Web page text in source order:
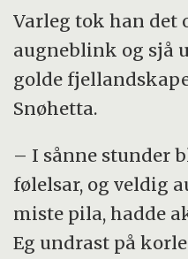
Varleg tok han det
augneblink og sjå
golde
Snøhetta.
– I sånne stunder
følelsar, og veldig
miste pila, hadde
Eg undrast på